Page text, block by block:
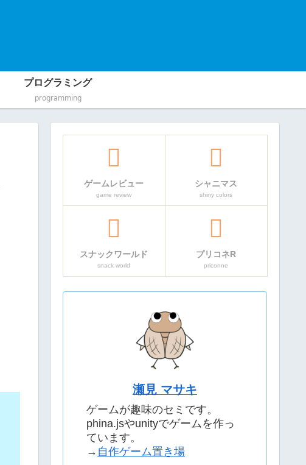
プログラミング
programming
ゲームレビュー
game review
シャニマス
shiny colors
スナックワールド
snack world
プリコネR
priconne
瀬見 マサキ
ゲームが趣味のセミです。
phina.jsやunityでゲームを作っ
ています。
→ 自作ゲーム置き場